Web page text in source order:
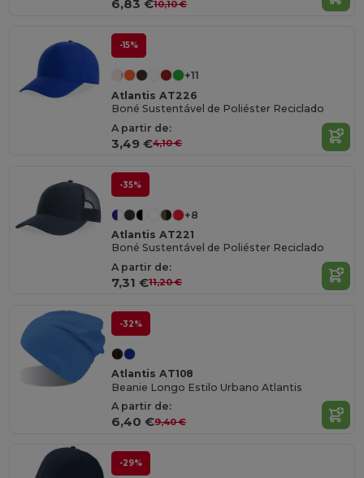
6,83 €10,10 €
-15%
+11
Atlantis AT226
Boné Sustentável de Poliéster Reciclado
A partir de:
3,49 €4,10 €
-35%
+8
Atlantis AT221
Boné Sustentável de Poliéster Reciclado
A partir de:
7,31 €11,20 €
-32%
Atlantis AT108
Beanie Longo Estilo Urbano Atlantis
A partir de:
6,40 €9,40 €
-29%